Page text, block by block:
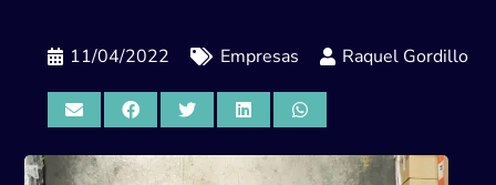
11/04/2022 Empresas Raquel Gordillo